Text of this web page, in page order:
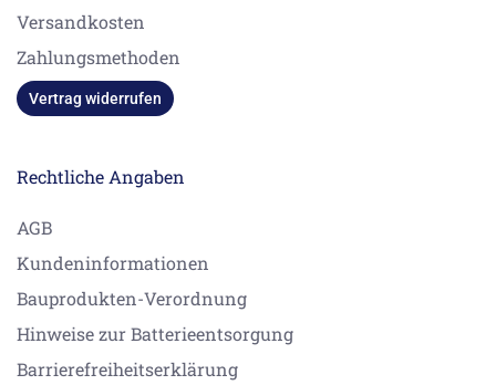
Versandkosten
Zahlungsmethoden
Vertrag widerrufen
Rechtliche Angaben
AGB
Kundeninformationen
Bauprodukten-Verordnung
Hinweise zur Batterieentsorgung
Barrierefreiheitserklärung